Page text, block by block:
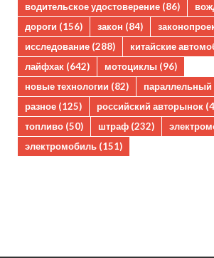
водительское удостоверение (86)
дороги (156) закон (84)
исследование (288) китайские
лайфхак (642) мотоциклы (96)
новые технологии (82)
разное (125) российский авторынок
топливо (50) штраф (232)
электромобиль (151)